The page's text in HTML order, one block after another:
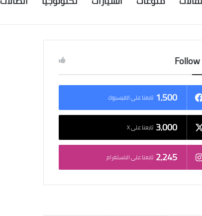
1٬500 تابعنا على الفيسبوك
3٬000 تابعنا على X
2٬245 تابعنا على الانستغرام